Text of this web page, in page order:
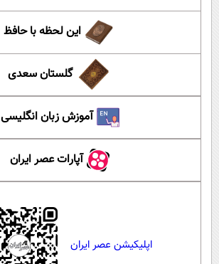
این لحظه با حافظ
گلستان سعدی
آموزش زبان انگلیسی
آپارات عصر ایران
اپلیکیشن عصر ایران